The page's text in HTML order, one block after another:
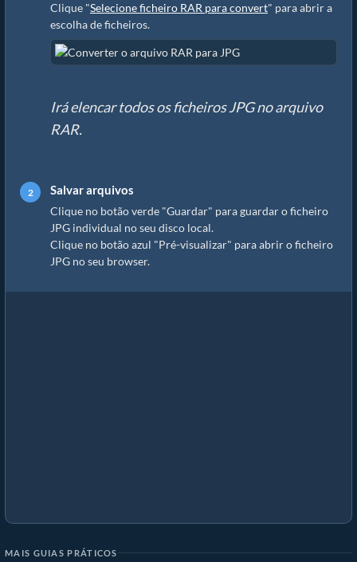
Clique "Selecione ficheiro RAR para convert" para abrir a
escolha de ficheiros.
Irá elencar todos os ficheiros JPG no arquivo
RAR.
Salvar arquivos
Clique no botão verde "Guardar" para guardar o ficheiro
JPG individual no seu disco local.
Clique no botão azul "Pré-visualizar" para abrir o ficheiro
JPG no seu browser.
MAIS GUIAS PRÁTICOS